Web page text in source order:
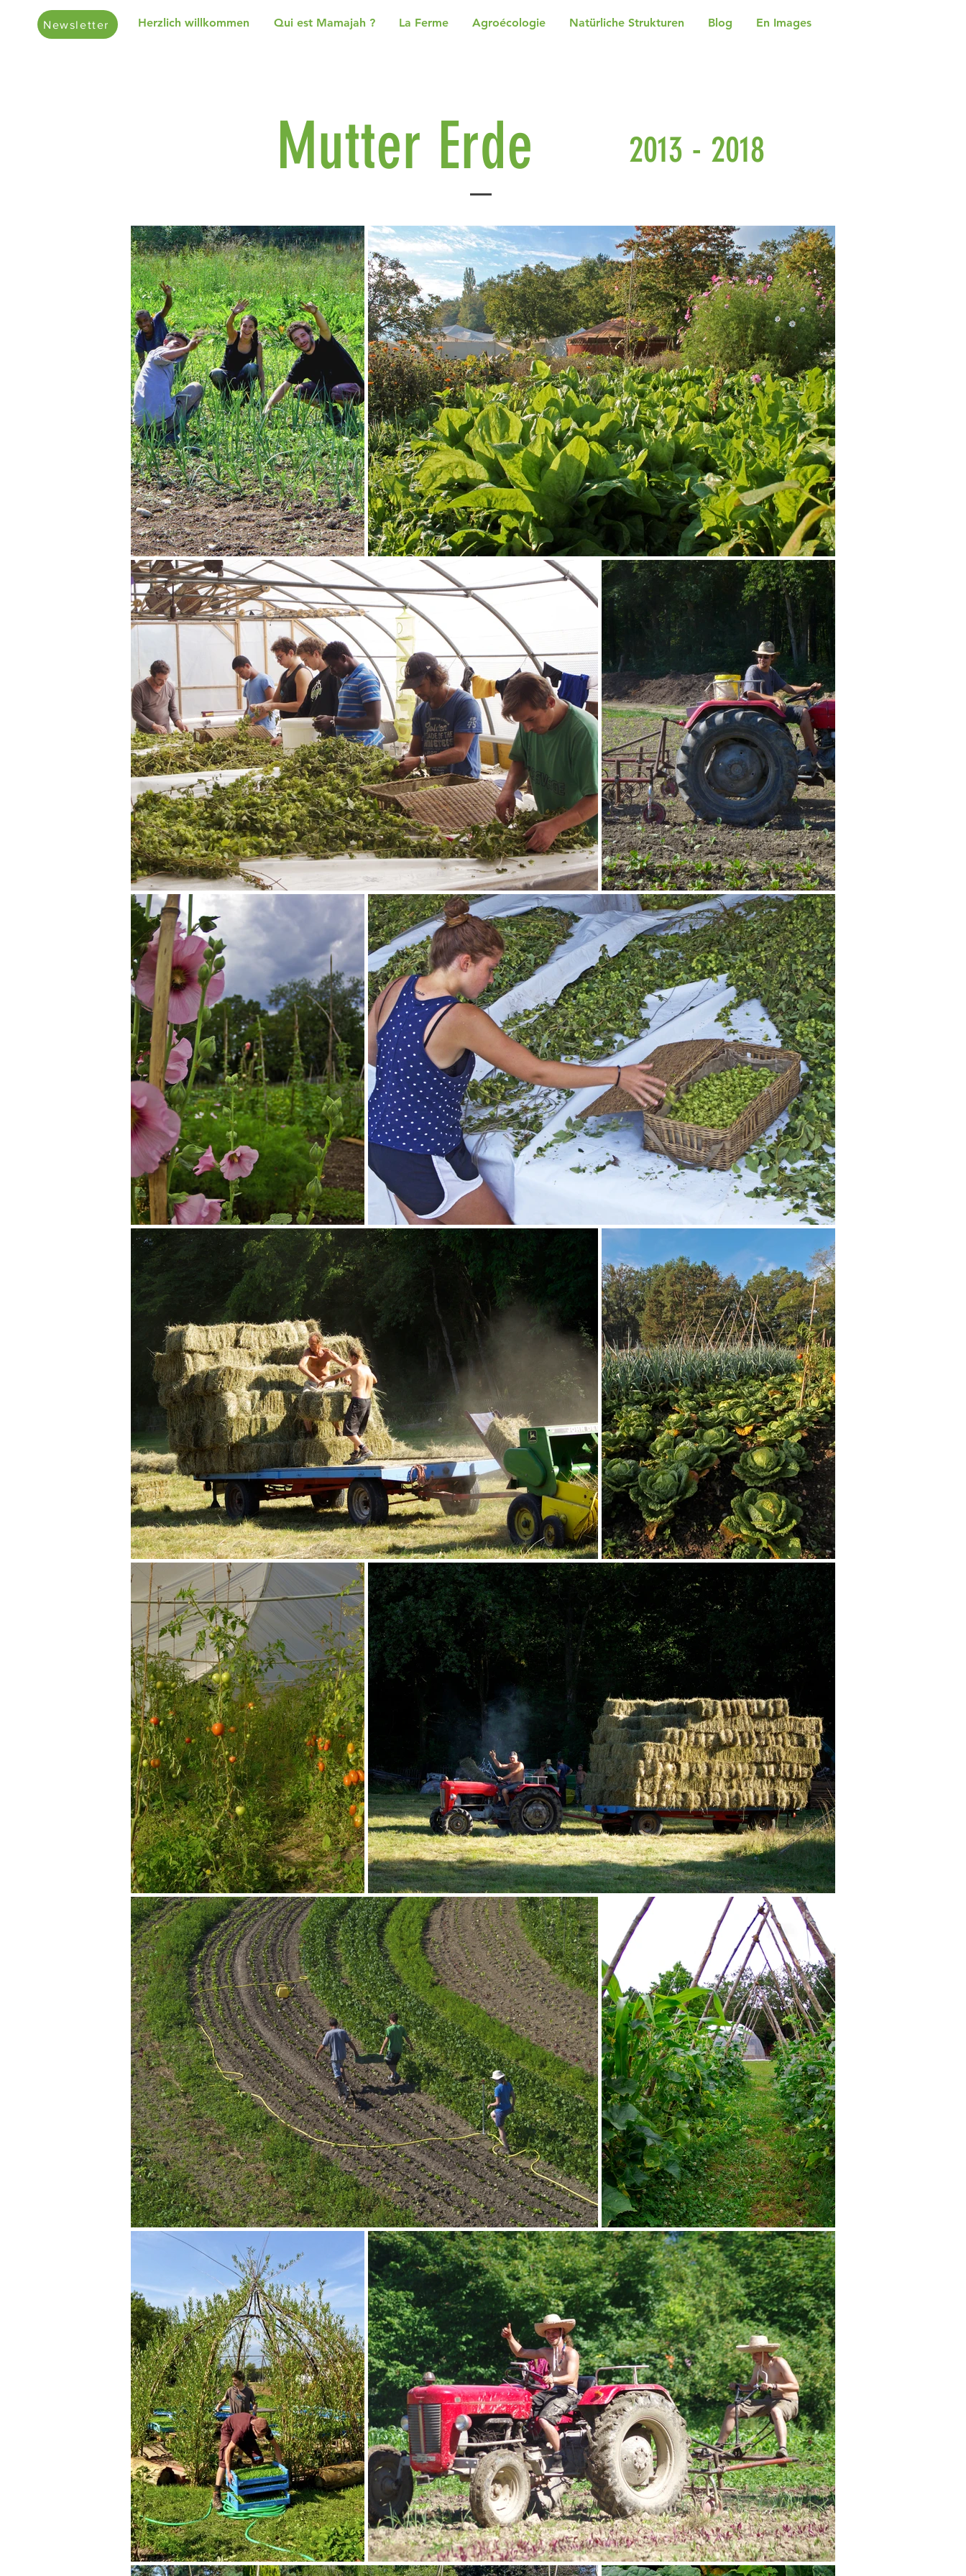
Newsletter Herzlich willkommen Qui est Mamajah ? La Ferme Agroécologie Natürliche Strukturen Blog En Images
Mutter Erde 2013 - 2018